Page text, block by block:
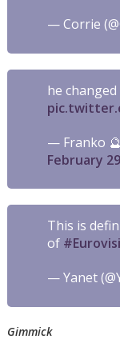
— Corrie
he changed
— Franko
February
This is
of
— Yanet
Gimmick